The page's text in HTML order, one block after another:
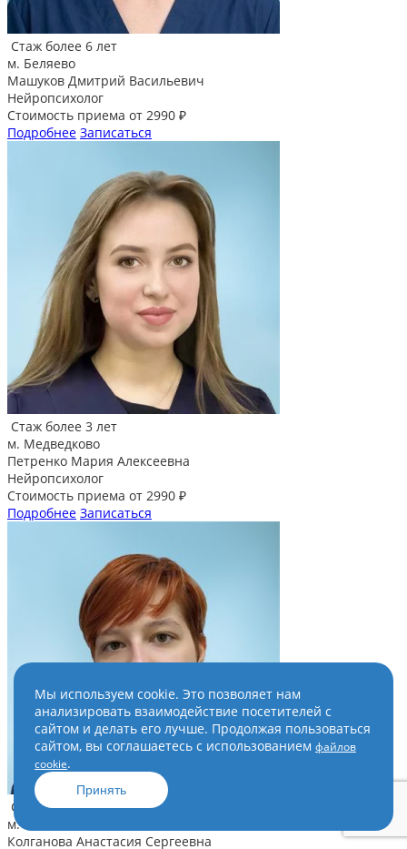
Стаж более 6 лет
м. Беляево
Машуков Дмитрий Васильевич
Нейропсихолог
Стоимость приема от 2990 ₽
Подробнее Записаться
Стаж более 3 лет
м. Медведково
Петренко Мария Алексеевна
Нейропсихолог
Стоимость приема от 2990 ₽
Подробнее Записаться
Стаж более 0 года
м. Беляево
Колганова Анастасия Сергеевна
Мы используем cookie. Это позволяет нам
анализировать взаимодействие посетителей с
сайтом и делать его лучше. Продолжая пользоваться
сайтом, вы соглашаетесь с использованием файлов
cookie.
Принять